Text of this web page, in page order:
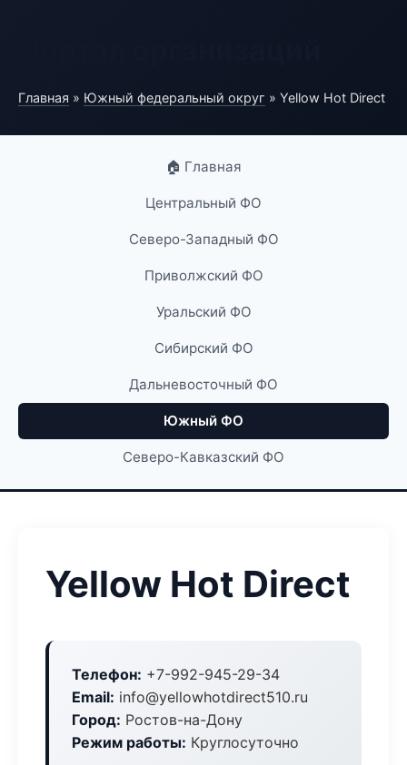
Главная » Южный федеральный округ » Yellow Hot Direct
🏠 Главная
Центральный ФО
Северо-Западный ФО
Приволжский ФО
Уральский ФО
Сибирский ФО
Дальневосточный ФО
Южный ФО
Северо-Кавказский ФО
Yellow Hot Direct
Телефон: +7-992-945-29-34
Email: info@yellowhotdirect510.ru
Город: Ростов-на-Дону
Режим работы: Круглосуточно